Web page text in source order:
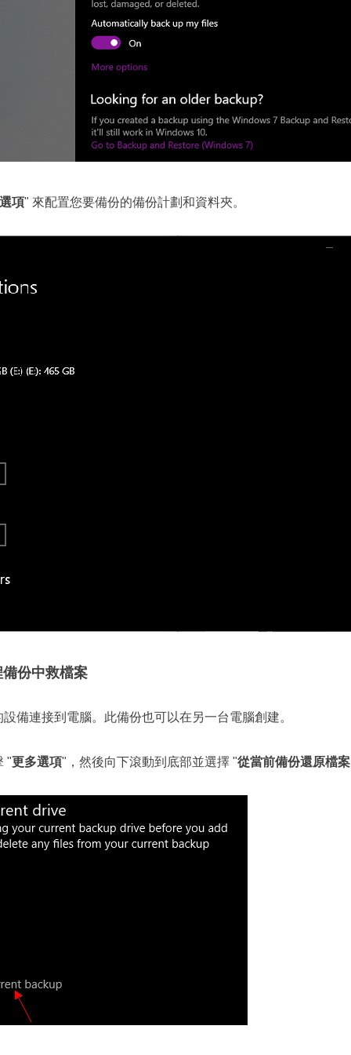
項" 來配置您要備份的備份計劃和資料夾。
份中救檔案
備連接到電腦。此備份也可以在另一台電腦創建。
"更多選項"，然後向下滾動到底部並選擇 "從當前備份還原檔案